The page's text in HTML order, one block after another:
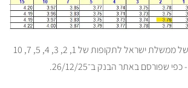
תשואת אגרות החוב של ממשלת ישראל לתקופות של 1, 2, 3, 4, 5, 7, 10